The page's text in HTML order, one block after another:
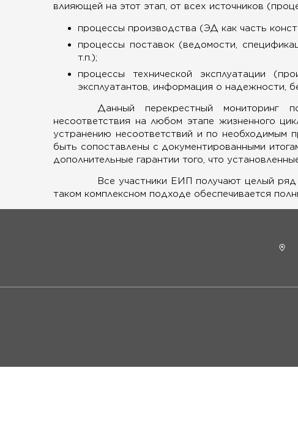
влияющей на этот этап, от всех источников
процессы производства (ЭД как часть
процессы поставок (ведомости,
т.п.);
процессы технической эксплуатации
эксплуатантов, информация о надежности,
Данный перекрестный мониторинг
несоответствия на любом этапе жизненного
устранению несоответствий и по необходимым
быть сопоставлены с документированными
дополнительные гарантии того, что
Все участники ЕИП получают целый ряд
таком комплексном подходе обеспечивается